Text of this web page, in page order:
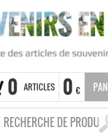
0 ARTICLES 0 €